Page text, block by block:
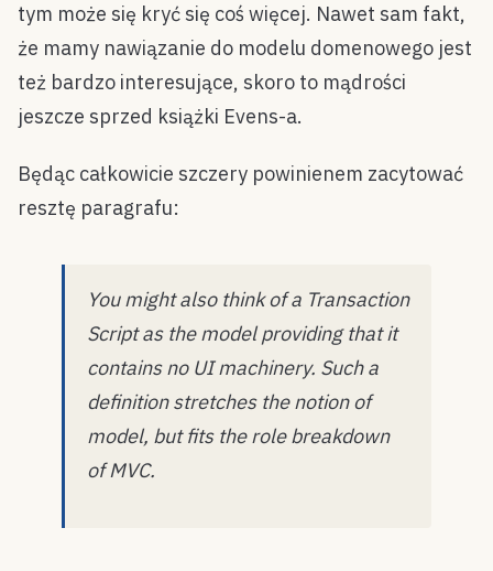
tym może się kryć się coś więcej. Nawet sam fakt,
że mamy nawiązanie do modelu domenowego jest
też bardzo interesujące, skoro to mądrości
jeszcze sprzed książki Evens-a.
Będąc całkowicie szczery powinienem zacytować
resztę paragrafu:
You might also think of a Transaction
Script as the model providing that it
contains no UI machinery. Such a
definition stretches the notion of
model, but fits the role breakdown
of MVC.